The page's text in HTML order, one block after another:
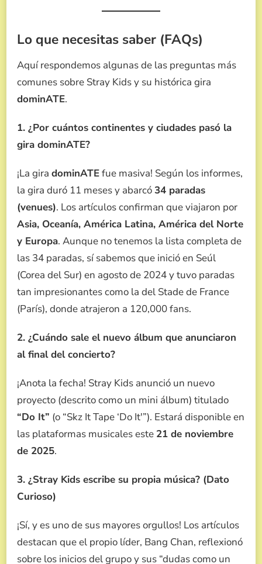
Lo que necesitas saber (FAQs)
Aquí respondemos algunas de las preguntas más
comunes sobre Stray Kids y su histórica gira
dominATE.
1. ¿Por cuántos continentes y ciudades pasó la
gira dominATE?
¡La gira dominATEfue masiva! Según los informes,
la gira duró 11 meses y abarcó34 paradas
(venues). Los artículos confirman que viajaron por
Asia, Oceanía, América Latina, América del Norte
y Europa. Aunque no tenemos la lista completa de
las 34 paradas, sí sabemos que inició en Seúl
(Corea del Sur) en agosto de 2024 y tuvo paradas
tan impresionantes como la del Stade de France
(París), donde atrajeron a 120,000 fans.
2. ¿Cuándo sale el nuevo álbum que anunciaron
al final del concierto?
¡Anota la fecha! Stray Kids anunció un nuevo
proyecto (descrito como un mini álbum) titulado
“Do It” (o “Skz It Tape ‘Do It'”). Estará disponible en
las plataformas musicales este 21 de noviembre
de 2025.
3. ¿Stray Kids escribe su propia música? (Dato
Curioso)
¡Sí, y es uno de sus mayores orgullos! Los artículos
destacan que el propio líder, Bang Chan, reflexionó
sobre los inicios del grupo y sus “dudas como un